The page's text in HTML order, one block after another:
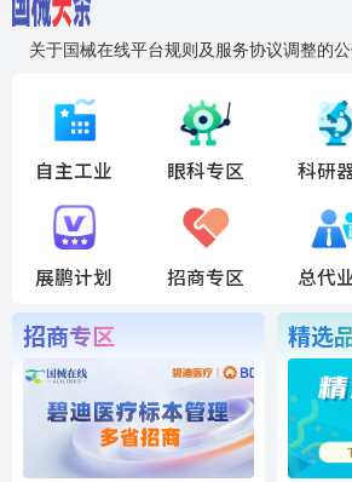
关于国械在线平台规则及服务协议调整的
国药创研AED开启全国招商
自主工业 眼科专区 科研
展鹏计划 招商专区 总代
招商专区 精选